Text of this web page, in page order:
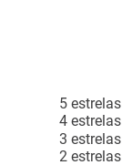
5 estrelas
4 estrelas
3 estrelas
2 estrelas